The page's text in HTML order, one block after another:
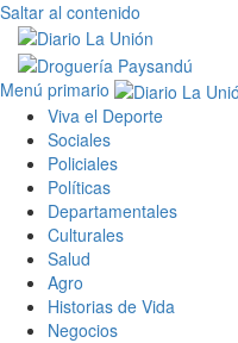
Saltar al contenido
Menú primario
Viva el Deporte
Sociales
Policiales
Políticas
Departamentales
Culturales
Salud
Agro
Historias de Vida
Negocios